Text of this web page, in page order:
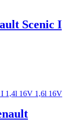
Scenic I